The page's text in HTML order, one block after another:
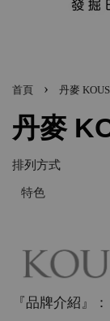
首頁 › 丹麥
丹麥
排列方式
『品牌介紹』：